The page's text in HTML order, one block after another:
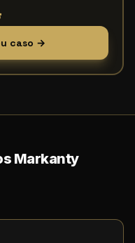
caso →
Markanty